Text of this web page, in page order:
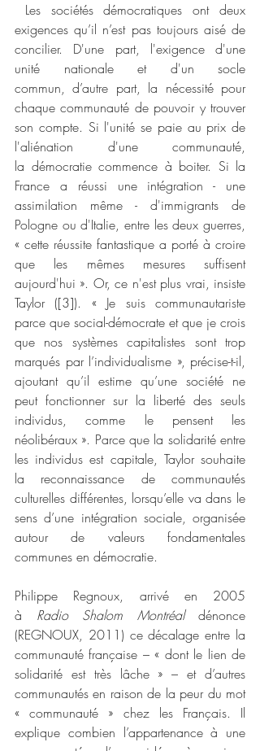
Les sociétés démocratiques ont deux
exigences qu’il n’est pas toujours aisé de
concilier. D'une part, l'exigence d'une
unité nationale et d'un socle
commun, d’autre part, la nécessité pour
chaque communauté de pouvoir y trouver
son compte. Si l'unité se paie au prix de
l'aliénation d'une communauté,
la démocratie commence à boiter. Si la
France a réussi une intégration - une
assimilation même - d'immigrants de
Pologne ou d'Italie, entre les deux guerres,
« cette réussite fantastique a porté à croire
que les mêmes mesures suffisent
aujourd'hui ». Or, ce n'est plus vrai, insiste
Taylor ([3]). « Je suis communautariste
parce que social-démocrate et que je crois
que nos systèmes capitalistes sont trop
marqués par l’individualisme », précise-t-il,
ajoutant qu’il estime qu’une société ne
peut fonctionner sur la liberté des seuls
individus, comme le pensent les
néolibéraux ». Parce que la solidarité entre
les individus est capitale, Taylor souhaite
la reconnaissance de communautés
culturelles différentes, lorsqu’elle va dans le
sens d’une intégration sociale, organisée
autour de valeurs fondamentales
communes en démocratie.
Philippe Regnoux, arrivé en 2005
à Radio Shalom Montréal dénonce
(REGNOUX, 2011) ce décalage entre la
communauté française – « dont le lien de
solidarité est très lâche » – et d’autres
communautés en raison de la peur du mot
« communauté » chez les Français. Il
explique combien l’appartenance à une